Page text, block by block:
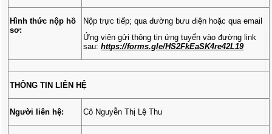
Hình thức nộp hồ
sơ:
Nộp trực tiếp; qua đường bưu điện hoặc qua email
Ứng viên gửi thông tin ứng tuyển vào đường link
sau:https://forms.gle/HS2FkEaSK4re42L19
THÔNG TIN LIÊN HỆ
Người liên hệ: Cô Nguyễn Thị Lệ Thu